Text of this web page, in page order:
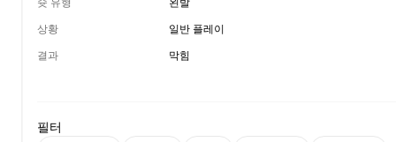
슛 유형 왼발
상황 일반 플레이
결과 막힘
필터